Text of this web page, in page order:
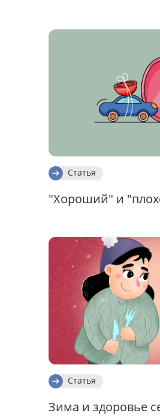
Статья
"Хороший" и
Статья
Зима и здоровье